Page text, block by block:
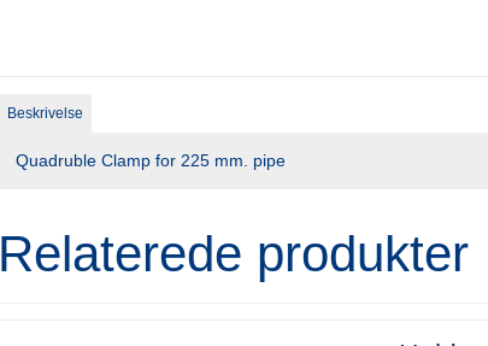
Beskrivelse
Quadruble Clamp for 225 mm. pipe
Relaterede produkter